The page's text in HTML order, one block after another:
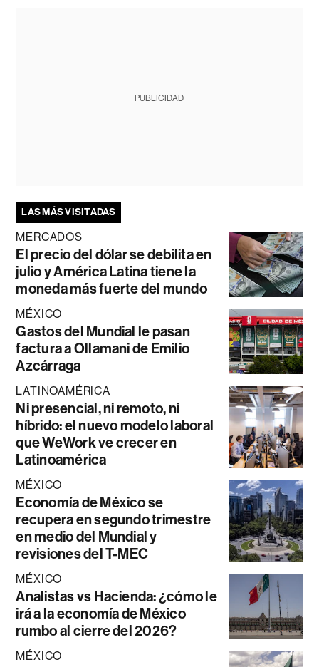
PUBLICIDAD
LAS MÁS VISITADAS
MERCADOS
El precio del dólar se debilita en
julio y América Latina tiene la
moneda más fuerte del mundo
MÉXICO
Gastos del Mundial le pasan
factura a Ollamani de Emilio
Azcárraga
LATINOAMÉRICA
Ni presencial, ni remoto, ni
híbrido: el nuevo modelo laboral
que WeWork ve crecer en
Latinoamérica
MÉXICO
Economía de México se
recupera en segundo trimestre
en medio del Mundial y
revisiones del T-MEC
MÉXICO
Analistas vs Hacienda: ¿cómo le
irá a la economía de México
rumbo al cierre del 2026?
MÉXICO